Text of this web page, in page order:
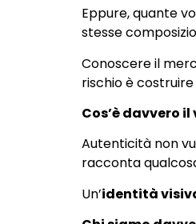
Eppure, quante
stesse
Conoscere il
rischio è costruire
Cos’è davvero
Autenticità non
racconta
Un’identità